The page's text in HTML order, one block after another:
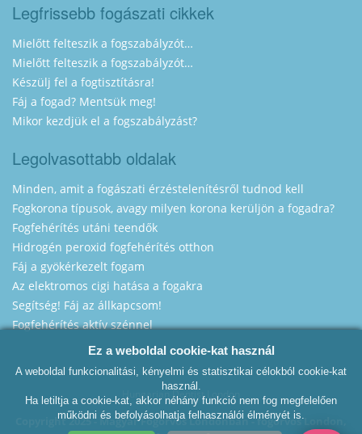
Legfrissebb fogászati cikkek
Mielőtt felteszik a fogszabályzót…
Mielőtt felteszik a fogszabályzót…
Készülj fel a fogtisztításra!
Fáj a fogad? Mentsük meg!
Mikor kezdjük el a fogszabályzást?
Legolvasottabb oldalak
Minden, amit a fogászati érzéstelenítésről tudnod kell
Fogkorona típusok, avagy milyen korona kerüljön a fogadra?
Fogfehérítés utáni teendők
Hidrogén peroxid fogfehérítés otthon
Fáj a gyökérkezelt fogam
Az elektromos cigi hatása a fogakra
Segítség! Fáj az állkapcsom!
Fogfehérítés aktív szénnel
Hungarian Dentist London
Copyright 2025 - Magyar Fogorvos Londonban - fogorvos London,
Ez a weboldal cookie-kat használ
A weboldal funkcionalitási, kényelmi és statisztikai célokból cookie-kat
használ.
Ha letiltja a cookie-kat, akkor néhány funkció nem fog megfelelően
működni és befolyásolhatja felhasználói élményét is.